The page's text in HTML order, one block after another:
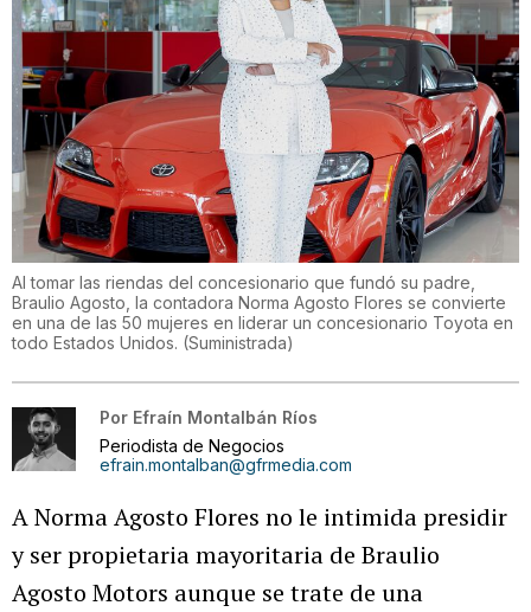
Al tomar las riendas del concesionario que fundó su padre,
Braulio Agosto, la contadora Norma Agosto Flores se convierte
en una de las 50 mujeres en liderar un concesionario Toyota en
todo Estados Unidos. (Suministrada)
Por Efraín Montalbán Ríos
Periodista de Negocios
efrain.montalban@gfrmedia.com
A Norma Agosto Flores no le intimida presidir
y ser propietaria mayoritaria de Braulio
Agosto Motors aunque se trate de una